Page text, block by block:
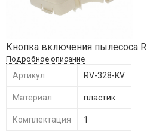
Кнопка включения пылесоса
Подробное описание
Артикул RV-328-KV
Материал пластик
Комплектация 1